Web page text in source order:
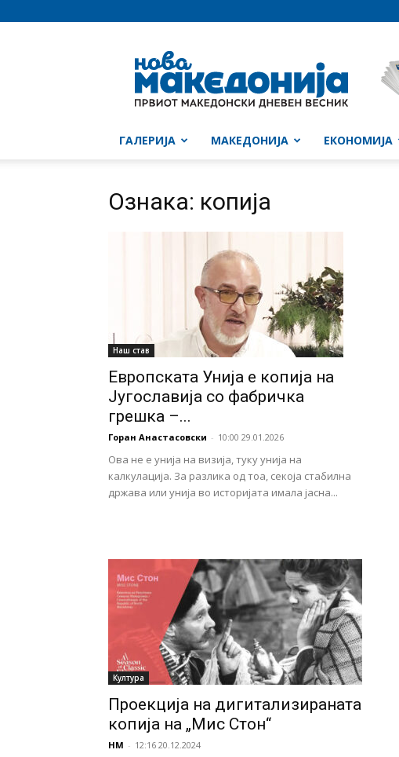
Македонија
ГАЛЕРИЈА МАКЕДОНИЈА ЕКОНОМИЈА
Ознака: копија
Наш став
Европската Унија е копија на
Југославија со фабричка
грешка –...
Горан Анастасовски - 10:00 29.01.2026
Ова не е унија на визија, туку унија на
калкулација. За разлика од тоа, секоја стабилна
држава или унија во историјата имала јасна...
Култура
Проекција на дигитализираната
копија на „Мис Стон“
НМ - 12:16 20.12.2024